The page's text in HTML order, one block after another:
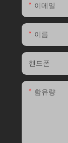
이메일
이름
핸드폰
함유량